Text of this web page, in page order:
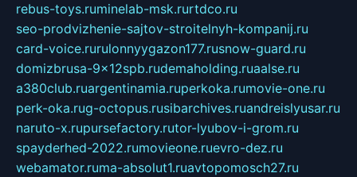
rebus-toys.ruminelab-msk.rurtdco.ru
seo-prodvizhenie-sajtov-stroitelnyh-kompanij.ru
card-voice.rurulonnyygazon177.rusnow-guard.ru
domizbrusa-9x12spb.rudemaholding.ruaalse.ru
a380club.ruargentinamia.ruperkoka.rumovie-one.ru
perk-oka.rug-octopus.rusibarchives.ruandreislyusar.ru
naruto-x.rupursefactory.rutor-lyubov-i-grom.ru
spayderhed-2022.rumovieone.ruevro-dez.ru
webamator.ruma-absolut1.ruavtopomosch27.ru